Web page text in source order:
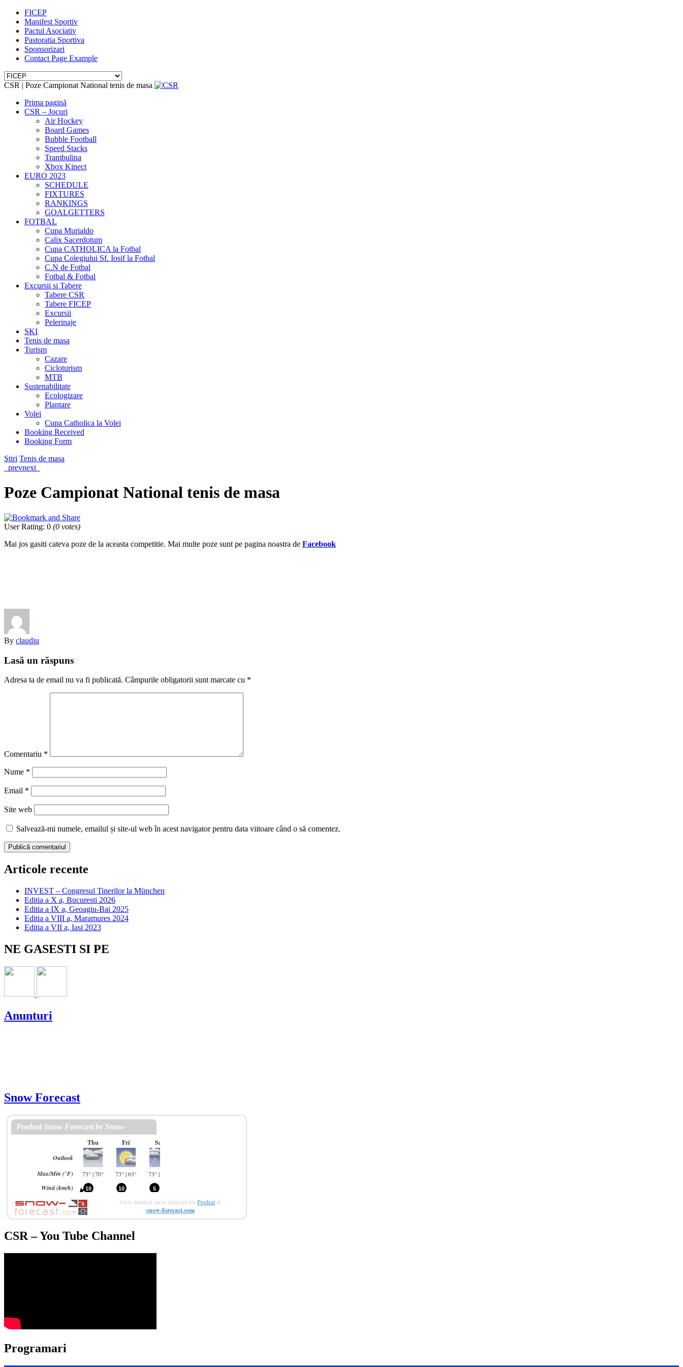
FICEP
Manifest Sportiv
Pactul Asociativ
Pastoratia Sportiva
Sponsorizari
Contact Page Example
CSR | Poze Campionat National tenis de masa
Prima pagină
CSR – Jocuri
Air Hockey
Board Games
Bubble Football
Speed Stacks
Trambulina
Xbox Kinect
EURO 2023
SCHEDULE
FIXTURES
RANKINGS
GOALGETTERS
FOTBAL
Cupa Murialdo
Calix Sacerdotum
Cupa CATHOLICA la Fotbal
Cupa Colegiului Sf. Iosif la Fotbal
C.N de Fotbal
Fotbal & Fotbal
Excursii si Tabere
Tabere CSR
Tabere FICEP
Excursii
Pelerinaje
SKI
Tenis de masa
Turism
Cazare
Cicloturism
MTB
Sustenabilitate
Ecologizare
Plantare
Volei
Cupa Catholica la Volei
Booking Received
Booking Form
Ştiri Tenis de masa
prevnext
Poze Campionat National tenis de masa
User Rating: 0 (0 votes)
Mai jos gasiti cateva poze de la aceasta competitie. Mai multe poze sunt pe pagina noastra de Facebook
By claudiu
Lasă un răspuns
Adresa ta de email nu va fi publicată. Câmpurile obligatorii sunt marcate cu *
Comentariu *
Nume *
Email *
Site web
Salvează-mi numele, emailul și site-ul web în acest navigator pentru data viitoare când o să comentez.
Articole recente
INVEST – Congresul Tinerilor la München
Editia a X a, Bucuresti 2026
Editia a IX a, Geoagiu-Bai 2025
Editia a VIII a, Maramures 2024
Editia a VII a, Iasi 2023
NE GASESTI SI PE
Anunturi
Snow Forecast
View detailed snow forecast forPredeal at:
snow-forecast.com
CSR – You Tube Channel
Programari